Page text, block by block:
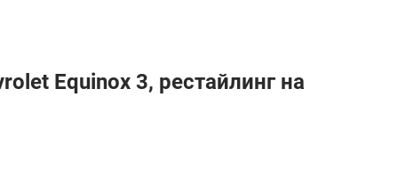
Equinox 3, рестайлинг на